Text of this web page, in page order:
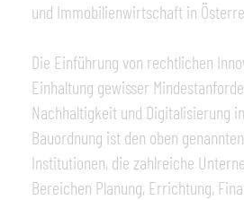
und Immobilienwirtschaft in
Die Einführung von rechtlichen
Einhaltung gewisser
Nachhaltigkeit und Digitalisierung
Bauordnung ist den oben
Institutionen, die zahlreiche
Bereichen Planung, Errichtung,